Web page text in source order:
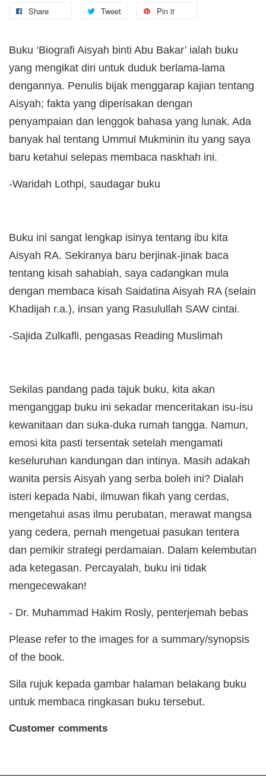
Share Tweet Pin it
Buku ‘Biografi Aisyah binti Abu Bakar’ ialah buku
yang mengikat diri untuk duduk berlama-lama
dengannya. Penulis bijak menggarap kajian tentang
Aisyah; fakta yang diperisakan dengan
penyampaian dan lenggok bahasa yang lunak. Ada
banyak hal tentang Ummul Mukminin itu yang saya
baru ketahui selepas membaca naskhah ini.
-Waridah Lothpi, saudagar buku
Buku ini sangat lengkap isinya tentang ibu kita
Aisyah RA. Sekiranya baru berjinak-jinak baca
tentang kisah sahabiah, saya cadangkan mula
dengan membaca kisah Saidatina Aisyah RA (selain
Khadijah r.a.), insan yang Rasulullah SAW cintai.
-Sajida Zulkafli, pengasas Reading Muslimah
Sekilas pandang pada tajuk buku, kita akan
menganggap buku ini sekadar menceritakan isu-isu
kewanitaan dan suka-duka rumah tangga. Namun,
emosi kita pasti tersentak setelah mengamati
keseluruhan kandungan dan intinya. Masih adakah
wanita persis Aisyah yang serba boleh ini? Dialah
isteri kepada Nabi, ilmuwan fikah yang cerdas,
mengetahui asas ilmu perubatan, merawat mangsa
yang cedera, pernah mengetuai pasukan tentera
dan pemikir strategi perdamaian. Dalam kelembutan
ada ketegasan. Percayalah, buku ini tidak
mengecewakan!
- Dr. Muhammad Hakim Rosly, penterjemah bebas
Please refer to the images for a summary/synopsis
of the book.
Sila rujuk kepada gambar halaman belakang buku
untuk membaca ringkasan buku tersebut.
Customer comments